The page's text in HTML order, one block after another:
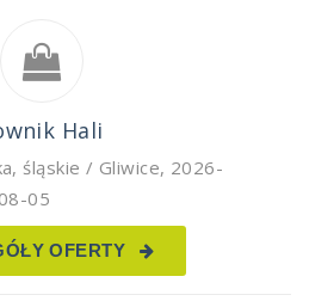
Hali
, śląskie / Gliwice, 2026-
08-05
OFERTY